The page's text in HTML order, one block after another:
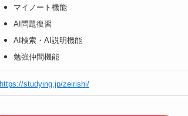
マイノート機能
AI問題復習
AI検索・AI説明機能
勉強仲間機能
https://studying.jp/zeirishi/